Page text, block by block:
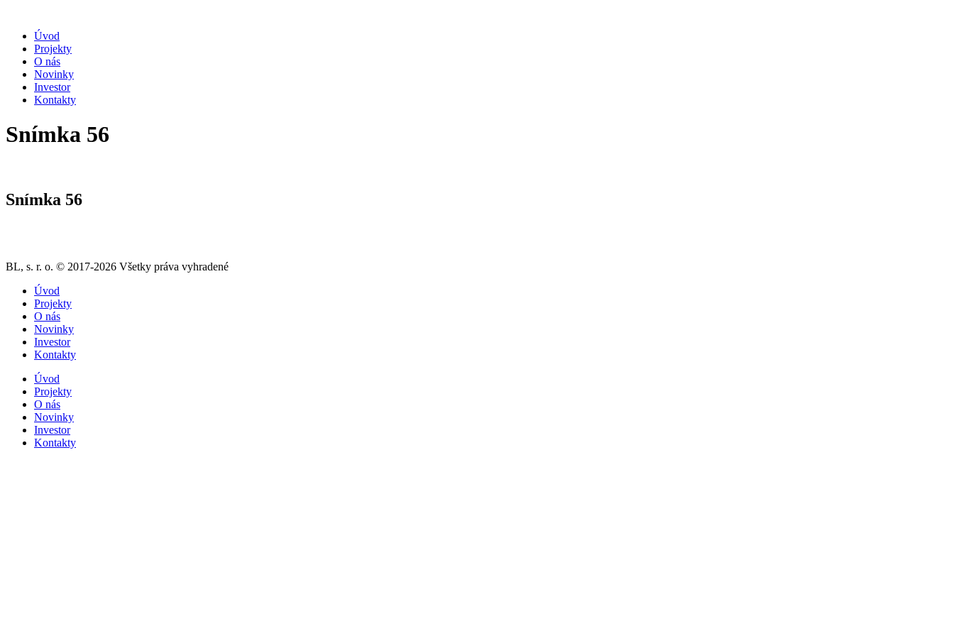
Úvod
Projekty
O nás
Novinky
Investor
Kontakty
Snímka 56
Snímka 56
BL, s. r. o. © 2017-2026 Všetky práva vyhradené
Úvod
Projekty
O nás
Novinky
Investor
Kontakty
Úvod
Projekty
O nás
Novinky
Investor
Kontakty